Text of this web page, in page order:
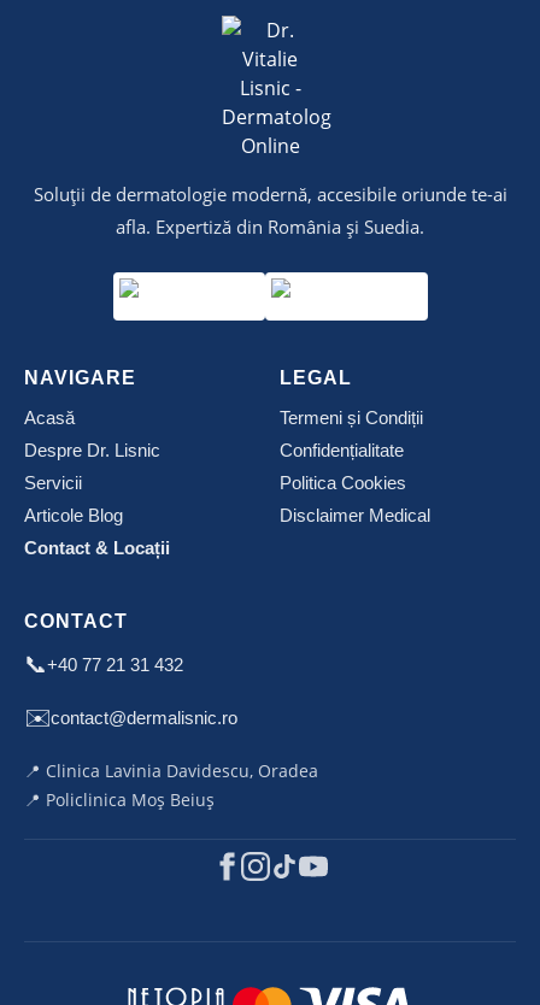
Soluții de dermatologie modernă, accesibile oriunde te-ai
afla. Expertiză din România și Suedia.
NAVIGARE
Acasă
Despre Dr. Lisnic
Servicii
Articole Blog
Contact & Locații
LEGAL
Termeni și Condiții
Confidențialitate
Politica Cookies
Disclaimer Medical
CONTACT
📞+40 77 21 31 432
✉️contact@dermalisnic.ro
📍 Clinica Lavinia Davidescu, Oradea
📍 Policlinica Moș Beiuș